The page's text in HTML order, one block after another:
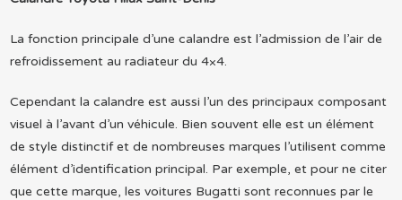
La fonction principale d’une calandre est l’admission de l’air de
refroidissement au radiateur du 4×4.
Cependant la calandre est aussi l’un des principaux composant
visuel à l’avant d’un véhicule. Bien souvent elle est un élément
de style distinctif et de nombreuses marques l’utilisent comme
élément d’identification principal. Par exemple, et pour ne citer
que cette marque, les voitures Bugatti sont reconnues par le